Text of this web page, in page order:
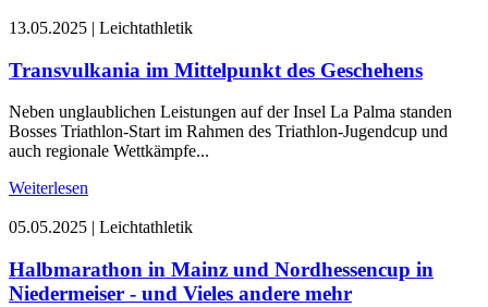
13.05.2025 | Leichtathletik
Transvulkania im Mittelpunkt des Geschehens
Neben unglaublichen Leistungen auf der Insel La Palma standen
Bosses Triathlon-Start im Rahmen des Triathlon-Jugendcup und
auch regionale Wettkämpfe...
Weiterlesen
05.05.2025 | Leichtathletik
Halbmarathon in Mainz und Nordhessencup in
Niedermeiser - und Vieles andere mehr